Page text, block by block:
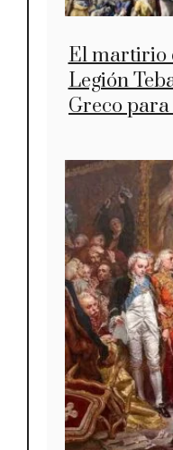
El martirio
Legión
Greco